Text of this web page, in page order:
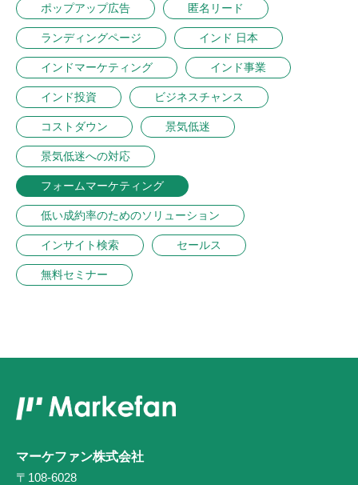
ポップアップ広告 匿名リード
ランディングページ インド 日本
インドマーケティング インド事業
インド投資 ビジネスチャンス
コストダウン 景気低迷
景気低迷への対応
フォームマーケティング
低い成約率のためのソリューション
インサイト検索 セールス
無料セミナー
マーケファン株式会社
〒108-6028